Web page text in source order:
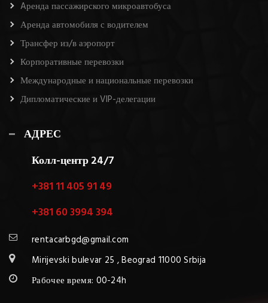
Aренда пассажирского микроавтобуса
Аренда автомобиля с водителем
Трансфер из/в аэропорт
Корпоративные перевозки
Международные и национальные перевозки
Дипломатические и VIP-делегации
АДРЕС
Колл-центр 24/7
+381 11 405 91 49
+381 60 3994 394
rentacarbgd@gmail.com
Mirijevski bulevar 25 , Beograd 11000 Srbija
Рабочее время: 00-24h